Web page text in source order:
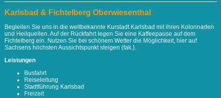
Karlsbad & Fichtelberg Oberwiesenthal
Begleiten Sie uns in die weltbekannte Kurstadt Karlsbad mit ihren Kolonnaden
und Heilquellen. Auf der Rückfahrt legen Sie eine Kaffeepause auf dem
Fichtelberg ein. Nutzen Sie bei schönem Wetter die Möglichkeit, hier auf
Sachsens höchsten Aussichtspunkt steigen (fak.).
Leistungen
Busfahrt
Reiseleitung
Stadtführung Karlsbad
Freizeit